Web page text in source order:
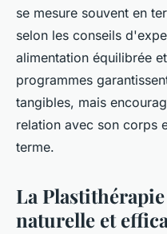
se mesure souvent en
selon les conseils
alimentation équilibrée
programmes
tangibles, mais
relation avec son corps
terme.
La
naturelle et